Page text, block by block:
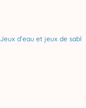
Jeux d’eau et jeux de